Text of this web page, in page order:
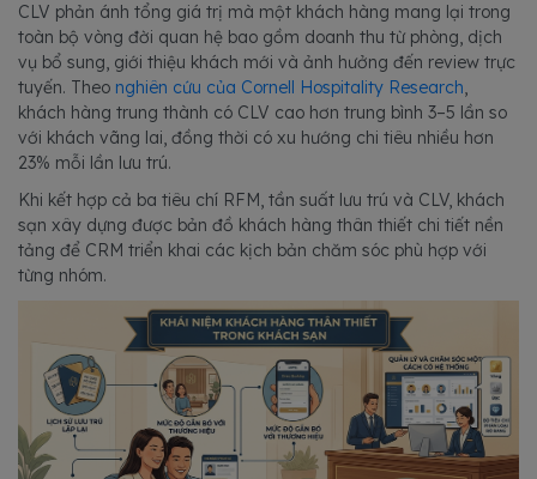
CLV phản ánh tổng giá trị mà một khách hàng mang lại trong
toàn bộ vòng đời quan hệ bao gồm doanh thu từ phòng, dịch
vụ bổ sung, giới thiệu khách mới và ảnh hưởng đến review trực
tuyến. Theo nghiên cứu của Cornell Hospitality Research,
khách hàng trung thành có CLV cao hơn trung bình 3–5 lần so
với khách vãng lai, đồng thời có xu hướng chi tiêu nhiều hơn
23% mỗi lần lưu trú.
Khi kết hợp cả ba tiêu chí RFM, tần suất lưu trú và CLV, khách
sạn xây dựng được bản đồ khách hàng thân thiết chi tiết nền
tảng để CRM triển khai các kịch bản chăm sóc phù hợp với
từng nhóm.